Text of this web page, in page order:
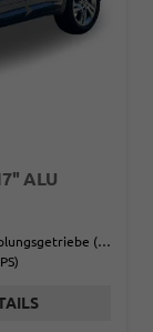
ALU
Doppelkupplungsgetriebe (DSG)